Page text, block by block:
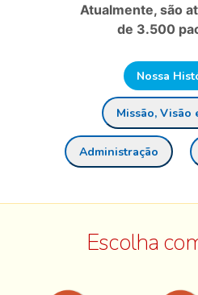
Atualmente, são
de 3.500
Nossa
Missão, Visão
Administração
Escolha